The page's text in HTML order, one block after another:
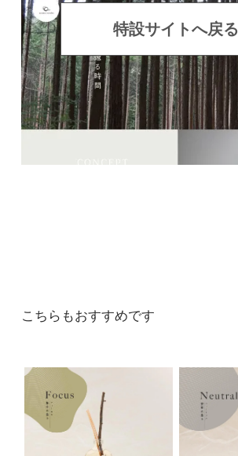
特設サイトへ戻る
こちらもおすすめです
フォーカス
フォーカス
5,500円(税込)
在庫：100
フォーカス
リフレッシュ
在庫：99
ニュートラル
在庫：100
リフレッシュ
フォーカス
5,500円(税込)